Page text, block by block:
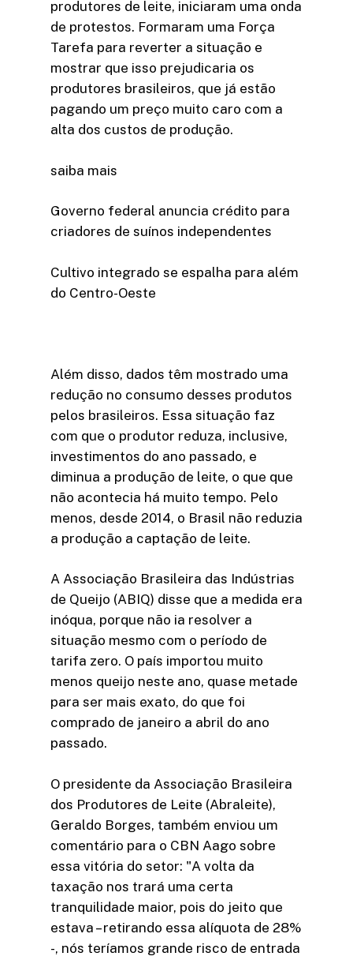
produtores de leite, iniciaram uma onda
de protestos. Formaram uma Força
Tarefa para reverter a situação e
mostrar que isso prejudicaria os
produtores brasileiros, que já estão
pagando um preço muito caro com a
alta dos custos de produção.
saiba mais
Governo federal anuncia crédito para
criadores de suínos independentes
Cultivo integrado se espalha para além
do Centro-Oeste
Além disso, dados têm mostrado uma
redução no consumo desses produtos
pelos brasileiros. Essa situação faz
com que o produtor reduza, inclusive,
investimentos do ano passado, e
diminua a produção de leite, o que que
não acontecia há muito tempo. Pelo
menos, desde 2014, o Brasil não reduzia
a produção a captação de leite.
A Associação Brasileira das Indústrias
de Queijo (ABIQ) disse que a medida era
inóqua, porque não ia resolver a
situação mesmo com o período de
tarifa zero. O país importou muito
menos queijo neste ano, quase metade
para ser mais exato, do que foi
comprado de janeiro a abril do ano
passado.
O presidente da Associação Brasileira
dos Produtores de Leite (Abraleite),
Geraldo Borges, também enviou um
comentário para o CBN Aago sobre
essa vitória do setor: "A volta da
taxação nos trará uma certa
tranquilidade maior, pois do jeito que
estava – retirando essa alíquota de 28%
-, nós teríamos grande risco de entrada